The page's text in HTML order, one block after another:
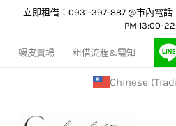
content
立即租借：0931-397-887 @市內電話
PM 13:00-
蝦皮賣場 租借流程&需知
Chinese